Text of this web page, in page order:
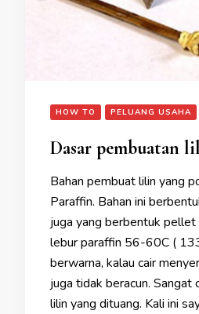
HOW TO PELUANG USAHA
Dasar pembuatan
Bahan pembuat lilin yang
Paraffin. Bahan ini
juga yang berbentuk pellet
lebur paraffin 56-60C (
berwarna, kalau cair
juga tidak beracun. Sangat
lilin yang dituang. Kali ini